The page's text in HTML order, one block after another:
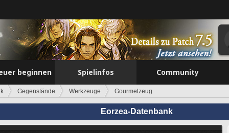
beginnen Spielinfos Community
Gegenstände Werkzeuge Gourmetzeug
Eorzea-Datenbank